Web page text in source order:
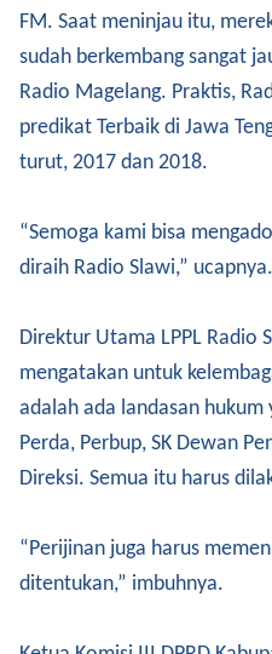
FM. Saat meninjau itu,
sudah berkembang sangat
Radio Magelang. Praktis,
predikat Terbaik di Jawa
turut, 2017 dan 2018.
“Semoga kami bisa
diraih Radio Slawi,” ucapnya.
Direktur Utama LPPL Radio
mengatakan untuk
adalah ada landasan
Perda, Perbup, SK Dewan
Direksi. Semua itu harus
“Perijinan juga harus
ditentukan,” imbuhnya.